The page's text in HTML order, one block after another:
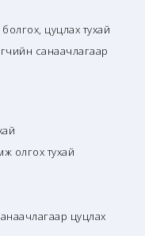
болгох, цуцлах тухай
санаачлагаар
олгох тухай
цуцлах